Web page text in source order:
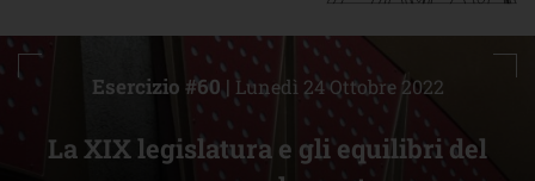
La XIX legislatura e gli equilibri del
Esercizio #60 | Lunedì 24 Ottobre 2022